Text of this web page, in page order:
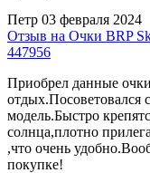
Петр 03 февраля 2024
Отзыв на Очки BRP
447956
Приобрел данные
отдых.Посоветовался
модель.Быстро
солнца,плотно
,что очень
покупке!